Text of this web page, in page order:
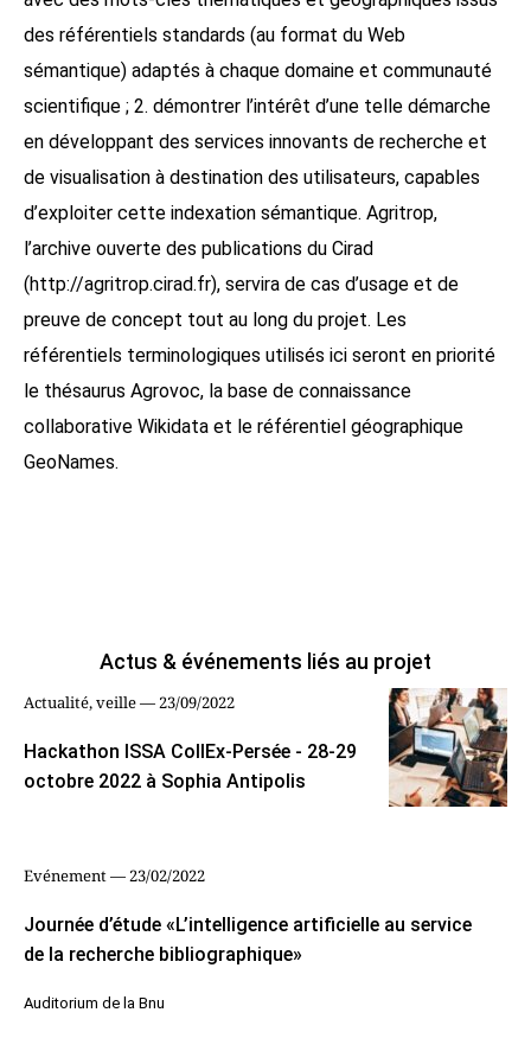
des référentiels standards (au format du Web
sémantique) adaptés à chaque domaine et communauté
scientifique ; 2. démontrer l’intérêt d’une telle démarche
en développant des services innovants de recherche et
de visualisation à destination des utilisateurs, capables
d’exploiter cette indexation sémantique. Agritrop,
l’archive ouverte des publications du Cirad
(http://agritrop.cirad.fr), servira de cas d’usage et de
preuve de concept tout au long du projet. Les
référentiels terminologiques utilisés ici seront en priorité
le thésaurus Agrovoc, la base de connaissance
collaborative Wikidata et le référentiel géographique
GeoNames.
Actus & événements liés au projet
Actualité, veille — 23/09/2022
Hackathon ISSA CollEx-Persée - 28-29
octobre 2022 à Sophia Antipolis
Evénement — 23/02/2022
Journée d’étude «L’intelligence artificielle au service
de la recherche bibliographique»
Auditorium de la Bnu